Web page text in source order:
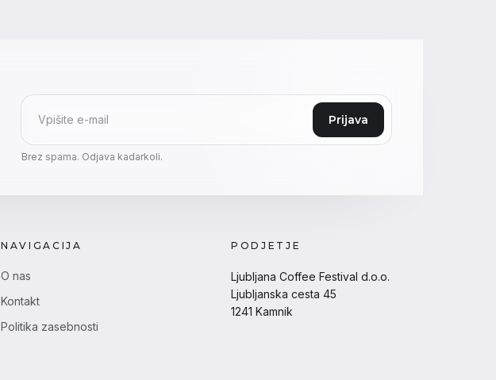
E-mail
Prijava
Brez spama. Odjava kadarkoli.
NAVIGACIJA
O nas
Kontakt
Politika zasebnosti
PODJETJE
Ljubljana Coffee Festival d.o.o.
Ljubljanska cesta 45
1241 Kamnik